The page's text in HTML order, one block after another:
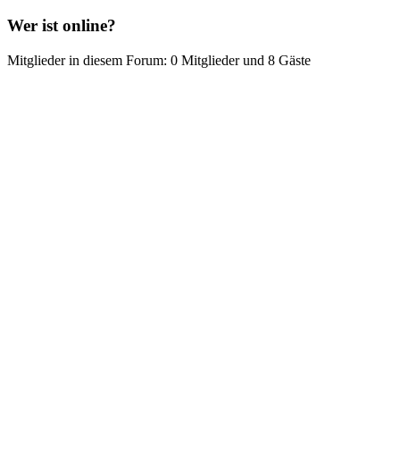
Wer ist online?
Mitglieder in diesem Forum: 0 Mitglieder und 8 Gäste